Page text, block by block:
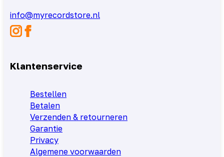
info@myrecordstore.nl
Klantenservice
Bestellen
Betalen
Verzenden & retourneren
Garantie
Privacy
Algemene voorwaarden